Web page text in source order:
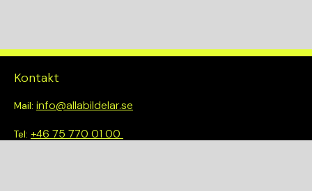
Kontakt
Mail: info@allabildelar.se
Tel: +46 75 770 01 00